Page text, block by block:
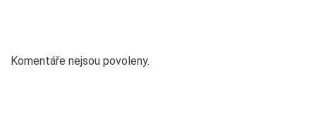
Komentáře nejsou povoleny.